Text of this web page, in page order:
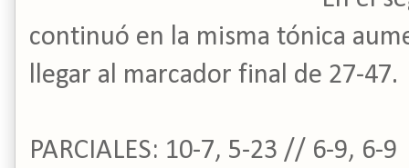
continuó en la misma tónica
llegar al marcador final de 27-47.
PARCIALES: 10-7, 5-23 // 6-9, 6-9